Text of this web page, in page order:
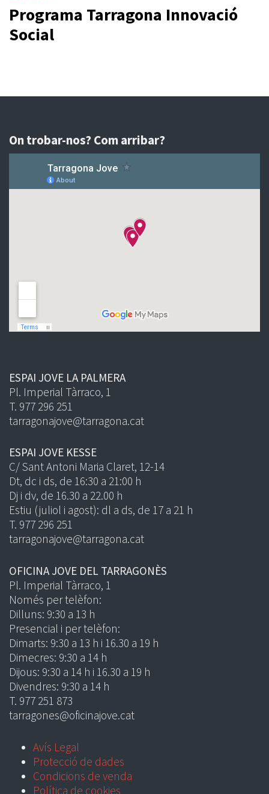
Programa Tarragona Innovació
Social
On trobar-nos? Com arribar?
ESPAI JOVE LA PALMERA
Pl. Imperial Tàrraco, 1
T. 977 296 251
tarragonajove@tarragona.cat
ESPAI JOVE KESSE
C/ Sant Antoni Maria Claret, 12-14
Dt, dc i ds, de 16:30 a 21:00 h
Dj i dv, de 16.30 a 22.00 h
Estiu (juliol i agost): dl a ds, de 17 a 21 h
T. 977 296 251
tarragonajove@tarragona.cat
OFICINA JOVE DEL TARRAGONÈS
Pl. Imperial Tàrraco, 1
Només per telèfon:
Dilluns: 9:30 a 13 h
Presencial i per telèfon:
Dimarts: 9:30 a 13 h i 16.30 a 19 h
Dimecres: 9:30 a 14 h
Dijous: 9:30 a 14 h i 16.30 a 19 h
Divendres: 9:30 a 14 h
T. 977 251 873
tarragones@oficinajove.cat
Avís Legal
Protecció de dades
Condicions de venda
Política de cookies